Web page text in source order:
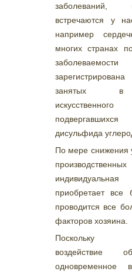
заболеваний,
встречаются у
например
многих странах
занятых в
дисульфида
По мере снижения
индивидуальная
приобретает все
проводится все
факторов хозяина.
Поскольку
воздействие
одновременное